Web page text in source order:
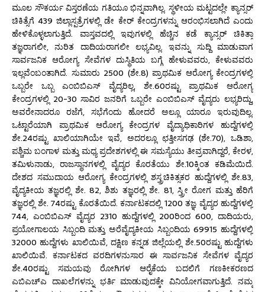
ಮೂಲ ಸೌಕರ್ಯ ವಿಸ್ತರಣೆಯ ಗತಿಯೂ ಭಿನ್ನವಾಗಿಲ್ಲ. ಸ್ಥಳೀಯ ಮಟ್ಟದಲ್ಲೇ ಕ್ಯಾನ್ಸರ್
ಚಿಕಿತ್ಸೆಗೆ 439 ಜಿಲ್ಲಾಸ್ಪತ್ರೆಗಳಲ್ಲಿ ಡೇ ಕೇರ್ ಕೇಂದ್ರಗಳನ್ನು ಆರಂಭಿಸಲಾಗಿದೆ ಎಂದು
ಹೇಳಿಕೊಳ್ಳಲಾಗುತ್ತಿದೆ. ವಾಸ್ತವದಲ್ಲಿ ಇವುಗಳಲ್ಲಿ ಹೆಚ್ಚಿನ ಕಡೆ ಕ್ಯಾನ್ಸರ್ ಚಿಕಿತ್ಸಾ
ತಜ್ಞರಾಗಲೀ, ನುರಿತ ದಾದಿಯರಾಗಲೀ ಲಭ್ಯವಿಲ್ಲ. ಇವನ್ನು ಸುದ್ದಿ ಮಾಡುವಾಗ
ಸಾರ್ವಜನಿಕ ಆರೋಗ್ಯ ಸೇವೆಗಳ ದುಸ್ಥಿತಿಯ ಬಗ್ಗೆ ಹೇಳುವವರು, ಕೇಳುವವರು
ಇಲ್ಲವೆಂಬಂತಾಗಿದೆ. ಸುಮಾರು 2500 (ಶೇ.8) ಪ್ರಾಥಮಿಕ ಆರೋಗ್ಯ ಕೇಂದ್ರಗಳಲ್ಲಿ
ಒಬ್ಬರೇ ಒಬ್ಬ ಎಂಬಿಬಿಎಸ್ ವೈದ್ಯರಿಲ್ಲ, ಶೇ.60ರಷ್ಟು ಪ್ರಾಥಮಿಕ ಆರೋಗ್ಯ
ಕೇಂದ್ರಗಳಲ್ಲಿ 20-30 ಸಾವಿರ ಜನರಿಗೆ ಒಬ್ಬರೇ ಎಂಬಿಬಿಎಸ್ ವೈದ್ಯರು ಲಭ್ಯರಿದ್ದು,
ಅವರೇನಾದರೂ ರಜೆಗೆ, ಸಭೆಗೆಂದು ಹೋದರೆ ಅಲ್ಲೂ ಯಾರೂ ಇರುವುದಿಲ್ಲ.
ಒಟ್ಟಾರೆಯಾಗಿ ಪ್ರಾಥಮಿಕ ಆರೋಗ್ಯ ಕೇಂದ್ರಗಳ ವೈದ್ಯಾಧಿಕಾರಿಗಳ ಹುದ್ದೆಗಳಲ್ಲಿ
ಶೇ.24ರಷ್ಟು ಖಾಲಿಯಾಗಿಯೇ ಇವೆ, ಅದರಲ್ಲೂ ಛತ್ತೀಸಗಢ (ಶೇ.70), ಒಡಿಶಾ,
ಪಶ್ಚಿಮ ಬಂಗಾಳ ಮತ್ತು ಮಧ್ಯ ಪ್ರದೇಶಗಳಲ್ಲಿ ಈ ಸಮಸ್ಯೆಯು ತೀವ್ರವಾಗಿದ್ದರೆ, ಕೇರಳ,
ತಮಿಳುನಾಡು, ರಾಜಸ್ಥಾನಗಳಲ್ಲಿ ವೈದ್ಯರ ಕೊರತೆಯು ಶೇ.10ಕ್ಕಿಂತ ಕಡಿಮೆಯಿದೆ.
ದೇಶದ ಸಮುದಾಯ ಆರೋಗ್ಯ ಕೇಂದ್ರಗಳಲ್ಲಿ ಶಸ್ತ್ರಚಿಕಿತ್ಸಕರ ಹುದ್ದೆಗಳಲ್ಲಿ ಶೇ.83,
ವೈದ್ಯಕೀಯ ತಜ್ಞರಲ್ಲಿ ಶೇ. 82, ಶಿಶು ತಜ್ಞರಲ್ಲಿ ಶೇ. 81, ಸ್ತ್ರೀ ರೋಗ ಮತ್ತು ಹೆರಿಗೆ
ತಜ್ಞರಲ್ಲಿ ಶೇ. 74ರಷ್ಟು ಕೊರತೆಯಿದೆ. ಕರ್ನಾಟಕದಲ್ಲಿ 1200 ತಜ್ಞ ವೈದ್ಯರ ಹುದ್ದೆಗಳಲ್ಲಿ
744, ಎಂಬಿಬಿಎಸ್ ವೈದ್ಯರ 2310 ಹುದ್ದೆಗಳಲ್ಲಿ 200ರಿಂದ 600, ದಾದಿಯರು,
ಪ್ರಯೋಗಾಲಯ ಸಿಬ್ಬಂದಿ ಮತ್ತು ಅರೆವೈದ್ಯಕೀಯ ಸಿಬ್ಬಂದಿಯ 69915 ಹುದ್ದೆಗಳಲ್ಲಿ
32000 ಹುದ್ದೆಗಳು ಖಾಲಿಯಿವೆ, ದಕ್ಷಿಣ ಕನ್ನಡ ಜಿಲ್ಲೆಯಲ್ಲಿ ಶೇ.50ರಷ್ಟು ಹುದ್ದೆಗಳು
ಖಾಲಿಯಿವೆ. ಕರ್ನಾಟಕದ ವರದಿಗಳನುಸಾರ ಈ ಸಾರ್ವಜನಿಕ ಸೇವೆಗಳ ವೈದ್ಯರ
ಶೇ.40ರಷ್ಟು ಸಮಯವು ರೋಗಿಗಳ ಆರೈಕೆಯ ಬದಲಿಗೆ ಗಣಕೀಕರಣದ
ಎಬಿಎಚ್‌ಎ ದಾಖಲೆಗಳನ್ನು ಭರ್ತಿ ಮಾಡುವುದಕ್ಕೇ ವಿನಿಯೋಗವಾಗುತ್ತಿದೆ. ನಮ್ಮ